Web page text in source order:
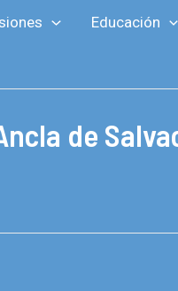
Educación
de